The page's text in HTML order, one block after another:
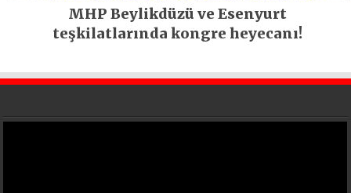
MHP Beylikdüzü ve Esenyurt
teşkilatlarında kongre heyecanı!